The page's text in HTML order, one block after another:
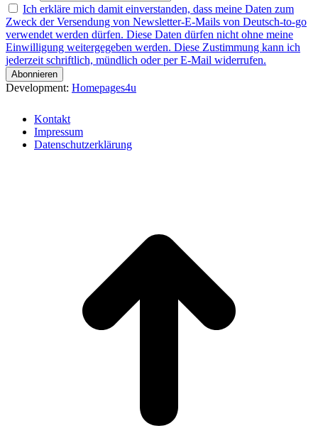
Ich erkläre mich damit einverstanden, dass meine Daten zum
Zweck der Versendung von Newsletter-E-Mails von Deutsch-to-go
verwendet werden dürfen. Diese Daten dürfen nicht ohne meine
Einwilligung weitergegeben werden. Diese Zustimmung kann ich
jederzeit schriftlich, mündlich oder per E-Mail widerrufen.
Development: Homepages4u
Kontakt
Impressum
Datenschutzerklärung